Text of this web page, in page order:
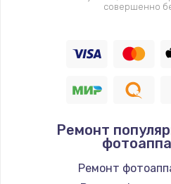
Замена
Замена
1400
Замена / ремонт
совершенно
Ремонт
Ремонт